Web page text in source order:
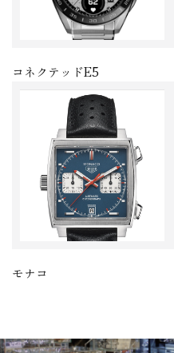
コネクテッドE5
モナコ